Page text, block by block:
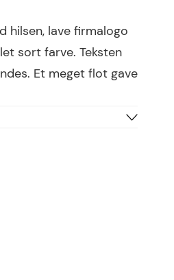
hilsen, lave firmalogo
sort farve. Teksten
Et meget flot gave